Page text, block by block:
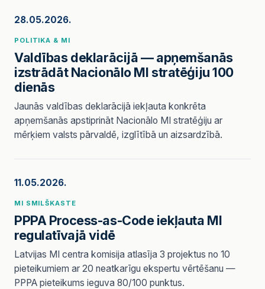
28.05.2026.
POLITIKA & MI
Valdības deklarācijā — apņemšanās
izstrādāt Nacionālo MI stratēģiju 100
dienās
Jaunās valdības deklarācijā iekļauta konkrēta
apņemšanās apstiprināt Nacionālo MI stratēģiju ar
mērķiem valsts pārvaldē, izglītībā un aizsardzībā.
11.05.2026.
MI SMILŠKASTE
PPPA Process-as-Code iekļauta MI
regulatīvajā vidē
Latvijas MI centra komisija atlasīja 3 projektus no 10
pieteikumiem ar 20 neatkarīgu ekspertu vērtēšanu —
PPPA pieteikums ieguva 80/100 punktus.